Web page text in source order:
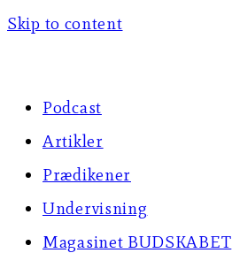
Skip to content
Podcast
Artikler
Prædikener
Undervisning
Magasinet BUDSKABET